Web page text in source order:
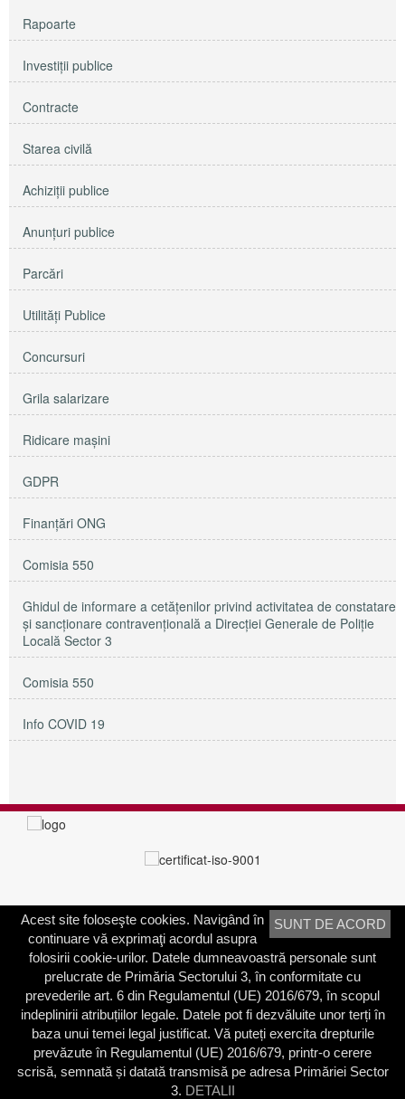
Rapoarte
Investiţii publice
Contracte
Starea civilă
Achiziţii publice
Anunţuri publice
Parcări
Utilităţi Publice
Concursuri
Grila salarizare
Ridicare maşini
GDPR
Finanțări ONG
Comisia 550
Ghidul de informare a cetățenilor privind activitatea de constatare
și sancționare contravențională a Direcției Generale de Poliție
Locală Sector 3
Comisia 550
Info COVID 19
PRIMĂRIA SECTORULUI 3
Adresa:Calea Dudeşti nr. 191
Bucureşti, Sector 3, România
Contactați-ne
Telefon: 021.318.03.23
Fax: 021.318.03.04
© 2003 - 2026 | Primăria Sectorului 3
SUNT DE ACORD
Acest site foloseşte cookies. Navigând în
continuare vă exprimaţi acordul asupra
folosirii cookie-urilor. Datele dumneavoastră personale sunt
prelucrate de Primăria Sectorului 3, în conformitate cu
prevederile art. 6 din Regulamentul (UE) 2016/679, în scopul
indeplinirii atribuțiilor legale. Datele pot fi dezvăluite unor terți în
baza unui temei legal justificat. Vă puteți exercita drepturile
prevăzute în Regulamentul (UE) 2016/679, printr-o cerere
scrisă, semnată și datată transmisă pe adresa Primăriei Sector
3. DETALII